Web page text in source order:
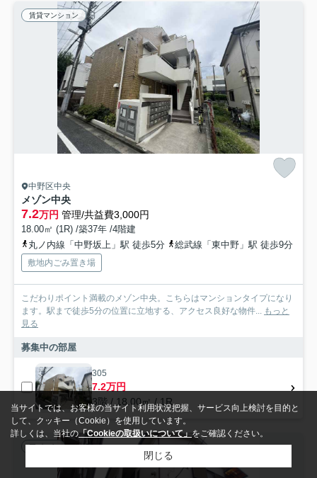
賃貸マンション
中野区中央
メゾン中央
7.2万円 管理/共益費3,000円
18.00㎡ (1R) /築37年 /4階建
丸ノ内線「中野坂上」駅 徒歩5分
総武線「東中野」駅 徒歩9分
敷地内ごみ置き場
こだわりポイント満載のメゾン中央。こちらはマンションタイプになり
ます。駅まで徒歩5分の位置に立地する、アクセス良好な物件...
もっと
見る
募集中の部屋
305
7.2万円
3階 / 18.00㎡ / 1R
アパート
当サイトでは、お客様の当サイト利用状況把握、サービス向上検討を目的と
して、クッキー（Cookie）を使用しています。
詳しくは、当社の 「Cookieの取扱いについて」 をご確認ください。
閉じる